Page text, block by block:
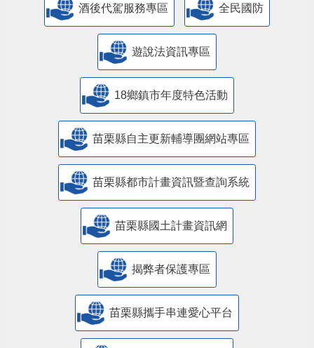
酒後代駕服務專區 全民國防
遊說法資訊專區
18鄉鎮市年度特色活動
苗栗縣自主更新輔導團網站專區
苗栗縣都市計畫資訊暨查詢系統
苗栗縣國土計畫資訊網
揭弊者保護專區
苗栗縣攜手串連愛心平台